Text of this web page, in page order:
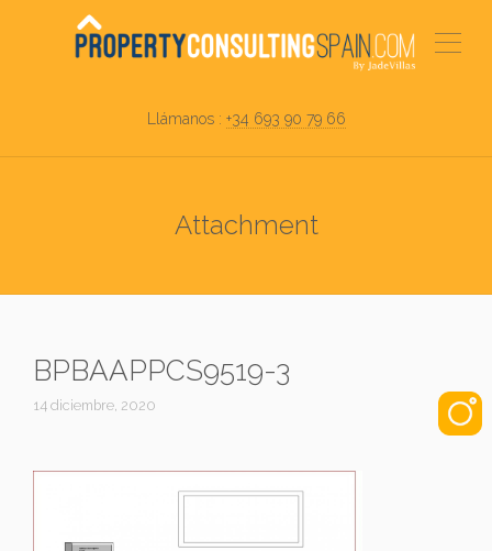
Llámanos : +34 693 90 79 66
Attachment
BPBAAPPCS9519-3
14 diciembre, 2020